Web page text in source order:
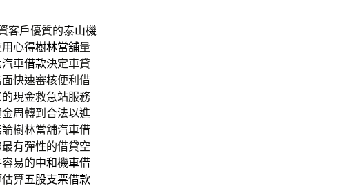
客戶優質的泰山機
心得樹林當舖量
車借款決定車貸
面快速審核便利借
現金救急站服務
周轉到合法以進
樹林當舖汽車借
有彈性的借貸空
易的中和機車借
算五股支票借款